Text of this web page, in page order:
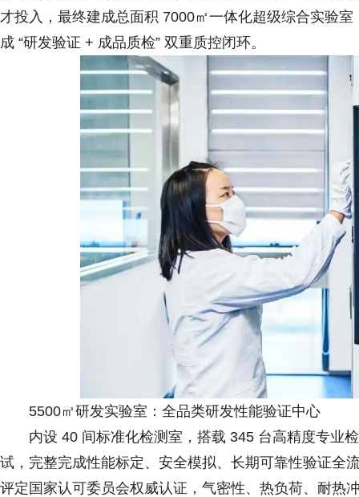
才投入，最终建成总面积 7000㎡一体化超级综合实验
成 “研发验证 + 成品质检” 双重质控闭环。
5500㎡研发实验室：全品类研发性能验证中心
内设 40 间标准化检测室，搭载 345 台高精度专业
试，完整完成性能标定、安全模拟、长期可靠性验证全
评定国家认可委员会权威认证，气密性、热负荷、耐热